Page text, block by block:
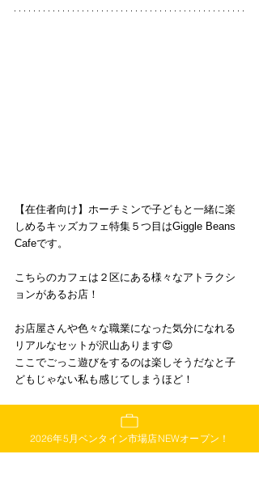
【在住者向け】ホーチミンで子どもと一緒に楽
しめるキッズカフェ特集５つ目はGiggle Beans
Cafeです。
こちらのカフェは２区にある様々なアトラクシ
ョンがあるお店！
お店屋さんや色々な職業になった気分になれる
リアルなセットが沢山あります😍
ここでごっこ遊びをするのは楽しそうだなと子
どもじゃない私も感じてしまうほど！
キッズカフェでは珍しいVRも体験できるお店な
ので是非行ってみて下さい！
2026年5月ベンタイン市場店NEWオープン！